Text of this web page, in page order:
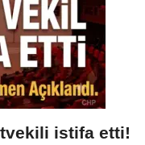
istifa etti!